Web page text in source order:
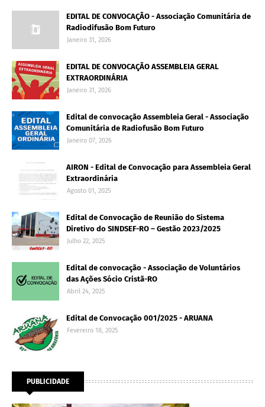
EDITAL DE CONVOCAÇÃO - Associação Comunitária de
Radiodifusão Bom Futuro
Janeiro 31, 2026
EDITAL DE CONVOCAÇÃO ASSEMBLEIA GERAL
EXTRAORDINÁRIA
Janeiro 31, 2026
Edital de convocação Assembleia Geral - Associação
Comunitária de Radiofusão Bom Futuro
Janeiro 07, 2026
AIRON - Edital de Convocação para Assembleia Geral
Extraordinária
Agosto 01, 2025
Edital de Convocação de Reunião do Sistema
Diretivo do SINDSEF-RO – Gestão 2023/2025
Julho 22, 2025
Edital de convocação - Associação de Voluntários
das Ações Sócio Cristã-RO
Abril 24, 2025
Edital de Convocação 001/2025 - ARUANA
Fevereiro 18, 2025
PUBLICIDADE